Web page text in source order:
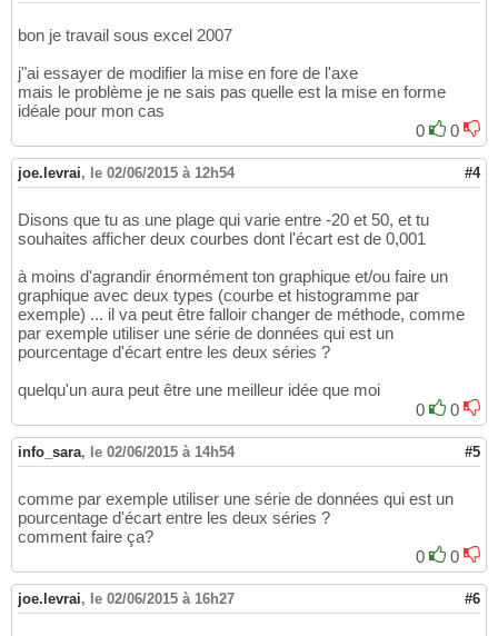
bon je travail sous excel 2007
j"ai essayer de modifier la mise en fore de l'axe
mais le problème je ne sais pas quelle est la mise en forme
idéale pour mon cas
0
0
joe.levrai, le 02/06/2015 à 12h54 #4
Disons que tu as une plage qui varie entre -20 et 50, et tu
souhaites afficher deux courbes dont l'écart est de 0,001
à moins d'agrandir énormément ton graphique et/ou faire un
graphique avec deux types (courbe et histogramme par
exemple) ... il va peut être falloir changer de méthode, comme
par exemple utiliser une série de données qui est un
pourcentage d'écart entre les deux séries ?
quelqu'un aura peut être une meilleur idée que moi
0
0
info_sara, le 02/06/2015 à 14h54 #5
comme par exemple utiliser une série de données qui est un
pourcentage d'écart entre les deux séries ?
comment faire ça?
0
0
joe.levrai, le 02/06/2015 à 16h27 #6